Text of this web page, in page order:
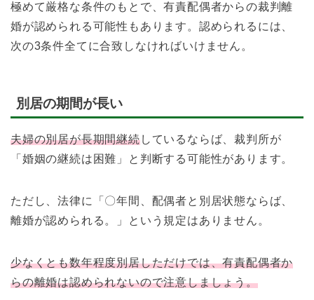
極めて厳格な条件のもとで、有責配偶者からの裁判離
婚が認められる可能性もあります。認められるには、
次の3条件全てに合致しなければいけません。
別居の期間が長い
夫婦の別居が長期間継続しているならば、裁判所が
「婚姻の継続は困難」と判断する可能性があります。
ただし、法律に「〇年間、配偶者と別居状態ならば、
離婚が認められる。」という規定はありません。
少なくとも数年程度別居しただけでは、有責配偶者か
らの離婚は認められないので注意しましょう。